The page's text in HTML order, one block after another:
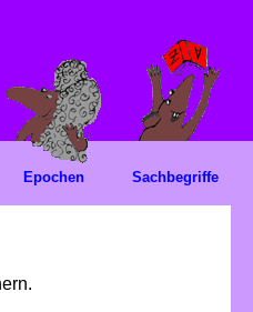
Epochen Sachbegriffe